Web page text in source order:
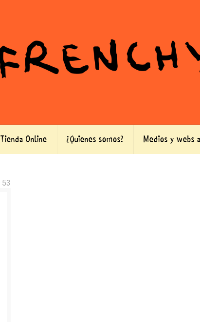
Tienda Online ¿Quienes somos? Medios y webs
53